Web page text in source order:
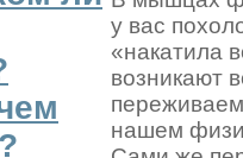
у вас
«накатила
возникают
нашем